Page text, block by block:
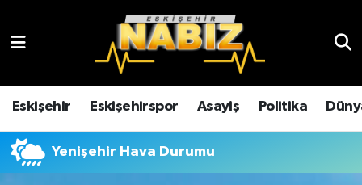
Eskişehir Eskişehirspor Asayiş Politika
Yenişehir Hava Durumu
Çevre
Dünya
Eskişehir Hava Durumu
Eskişehir Trafik Yoğunluk Haritası
TFF 3.Lig 4.Grup Puan Durumu ve Fikstür